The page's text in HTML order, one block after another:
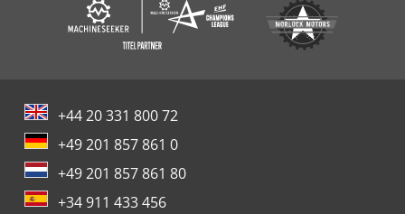
+44 20 331 800 72
+49 201 857 861 0
+49 201 857 861 80
+34 911 433 456